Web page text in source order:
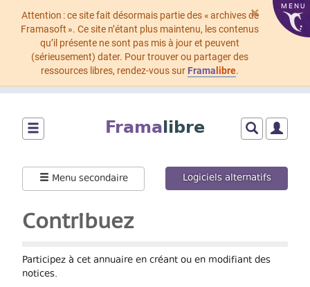
×
Attention : ce site fait désormais partie des « archives de
Framasoft ». Ce site n’étant plus maintenu, les contenus
qu’il présente ne sont pas mis à jour et peuvent
(sérieusement) dater. Pour trouver ou partager des
ressources libres, rendez-vous sur Frama libre.
MENU
contenu
principal
Framalibre
menu
menu
formulaire
Menu secondaire Logiciels alternatifs
Contribuez
Participez à cet annuaire en créant ou en modifiant des
notices.